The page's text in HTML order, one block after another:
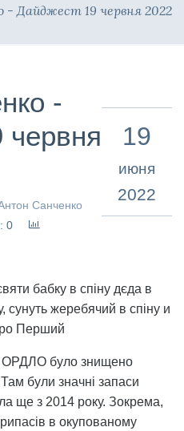
- Дайджест 19 червня 2022
-
Санченко
0
19
июня
2022
бабку в спіну дєда в
сунуть жеребячий в спіну и
Перший
ОРДЛО було знищено
були значні запаси
ще з 2014 року. Зокрема,
в окупованому